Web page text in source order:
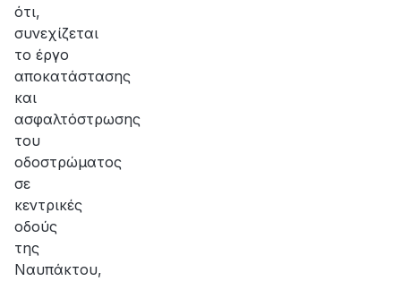
ότι,
συνεχίζεται
το έργο
αποκατάστασης
και
ασφαλτόστρωσης
του
οδοστρώματος
σε
κεντρικές
οδούς
της
Ναυπάκτου,